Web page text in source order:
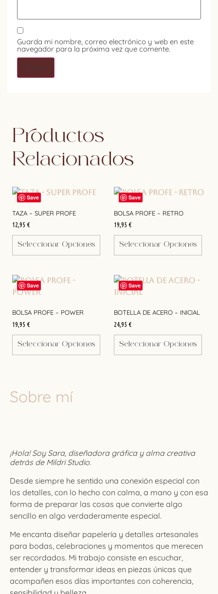
Guarda mi nombre, correo electrónico y web en este
navegador para la próxima vez que comente.
Productos
Relacionados
Save
TAZA – SUPER PROFE
12,95 €
Seleccionar Opciones
Save
BOLSA PROFE – RETRO
19,95 €
Seleccionar Opciones
Save
BOLSA PROFE – POWER
19,95 €
Seleccionar Opciones
Save
BOTELLA DE ACERO – INICIAL
24,95 €
Seleccionar Opciones
Sobre mí
¡Hola! Soy Sara, diseñadora gráfica y alma creativa
detrás de Mildri Studio.
Desde siempre he sentido una conexión especial con
los detalles, con lo hecho con calma, a mano y con esa
forma de preparar las cosas que convierte algo
sencillo en algo verdaderamente especial.
Me encanta diseñar papelería y detalles artesanales
para bodas, celebraciones y momentos que merecen
ser recordados. Mi trabajo consiste en escuchar,
entender y transformar ideas en piezas únicas que
acompañen esos días importantes con coherencia,